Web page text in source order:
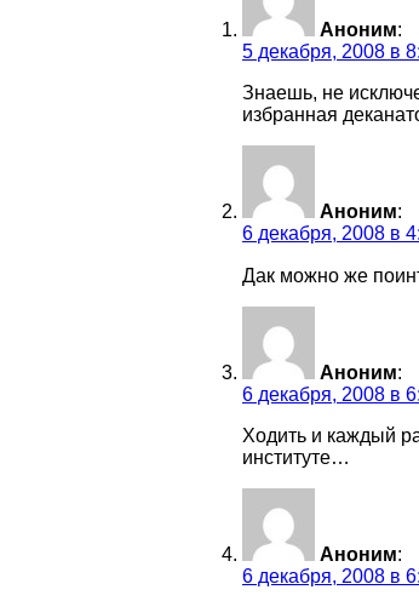
Аноним:
5 декабря, 2008 в
Знаешь, не
избранная
Аноним:
6 декабря, 2008 в
Дак можно же
Аноним:
6 декабря, 2008 в
Ходить и каждый
институте…
Аноним:
6 декабря, 2008 в